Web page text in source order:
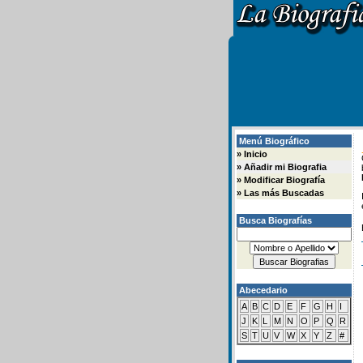
Menú Biográfico
» Inicio
» Añadir mi Biografia
» Modificar Biografía
» Las más Buscadas
Busca Biografías
Abecedario
A B C D E F G H
I
J
K L M N O P Q
R
S T U V W X Y Z #